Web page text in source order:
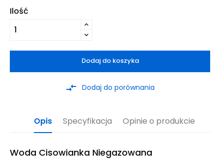
Ilość
Dodaj do koszyka
compare_arrows Dodaj do porównania
Opis Specyfikacja Opinie o produkcie
Woda Cisowianka Niegazowana